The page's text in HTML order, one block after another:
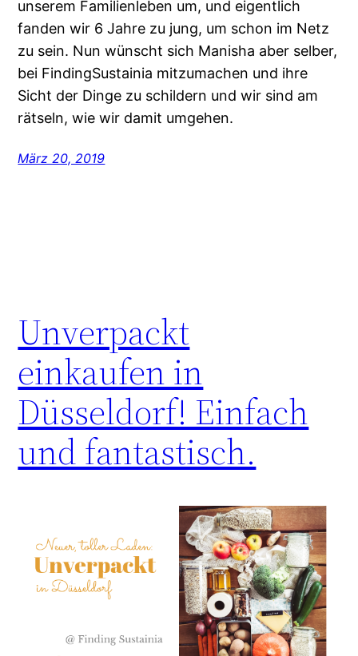
unserem Familienleben um, und eigentlich
fanden wir 6 Jahre zu jung, um schon im Netz
zu sein. Nun wünscht sich Manisha aber selber,
bei FindingSustainia mitzumachen und ihre
Sicht der Dinge zu schildern und wir sind am
rätseln, wie wir damit umgehen.
März 20, 2019
Unverpackt
einkaufen in
Düsseldorf! Einfach
und fantastisch.